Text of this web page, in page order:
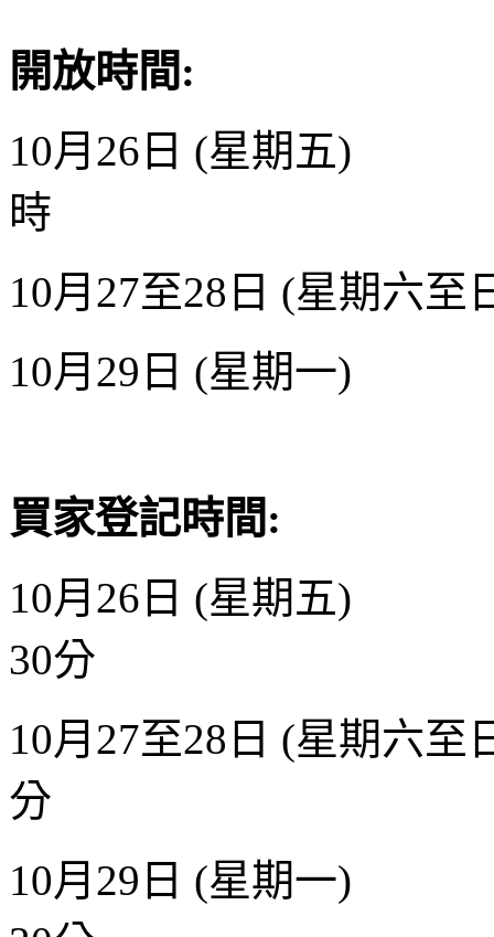
開放時間 :
10月 26 日 (星期五)
時
10月 27至28 日 (星期六至
10月 29 日 (星期一)
買家登記時間 :
10月 26 日 (星期五)
30分
10月 27至28 日 (星期六至
分
10月 29 日 (星期一)